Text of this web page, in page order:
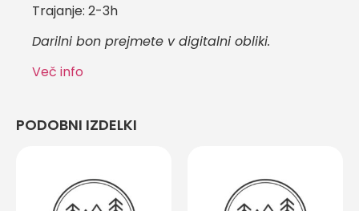
Trajanje: 2-3h
Darilni bon prejmete v digitalni obliki.
Več info
PODOBNI IZDELKI